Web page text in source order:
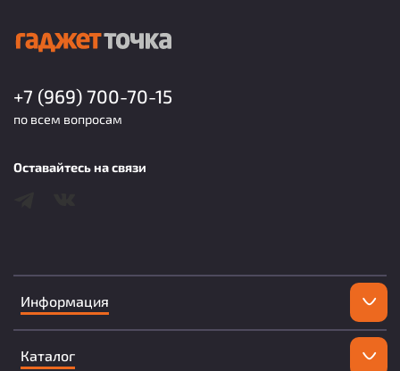
Информация
Каталог
+7 (969) 700-70-15
по всем вопросам
Оставайтесь на связи